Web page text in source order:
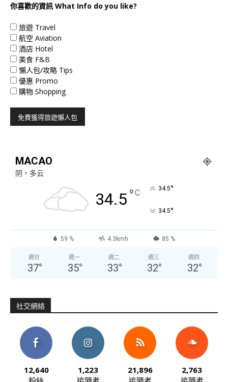
你喜歡的資訊 What Info do you like?
旅遊 Travel
航空 Aviation
酒店 Hotel
美食 F&B
懶人包/攻略 Tips
優惠 Promo
購物 Shopping
MACAO
阴，多云
34.5°C 34.5°
34.5°
59 % 4.3kmh 85 %
週日
37°
週一
35°
週二
33°
週三
32°
週四
32°
社交網絡
12,640
1,223
21,896
2,763